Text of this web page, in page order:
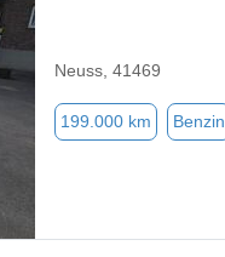
Neuss, 41469
199.000 km Benzin